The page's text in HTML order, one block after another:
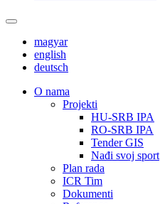
magyar
english
deutsch
О nama
Projekti
HU-SRB IPA
RO-SRB IPA
Tender GIS
Nađi svoj sport
Plan rada
ICR Tim
Dokumenti